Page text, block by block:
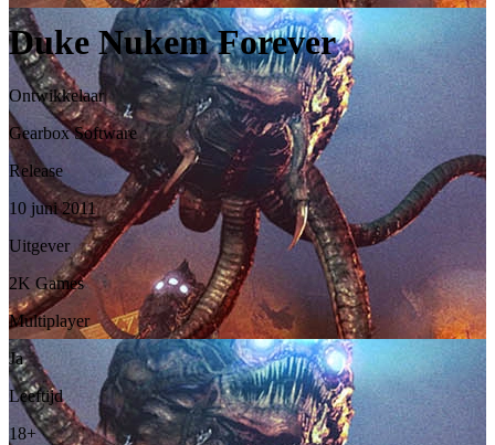
Duke Nukem Forever
Ontwikkelaar
Gearbox Software
Release
10 juni 2011
Uitgever
2K Games
Multiplayer
Ja
Leeftijd
18+